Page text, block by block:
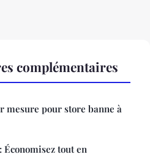
complémentaires
mesure pour store banne à
tout en